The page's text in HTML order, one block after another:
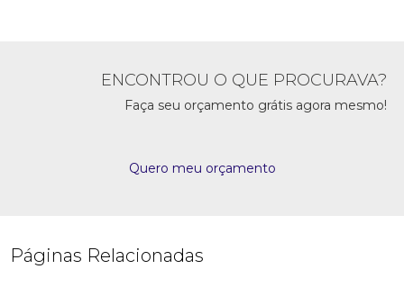
ENCONTROU O QUE PROCURAVA?
Faça seu orçamento grátis agora mesmo!
Quero meu orçamento
Páginas Relacionadas